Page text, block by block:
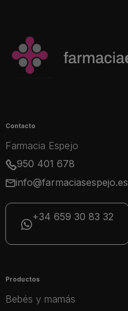
Contacto
Farmacia Espejo
950 401 678
info@farmaciasespejo.es
+34 659 30 83 32
Productos
Bebés y mamás